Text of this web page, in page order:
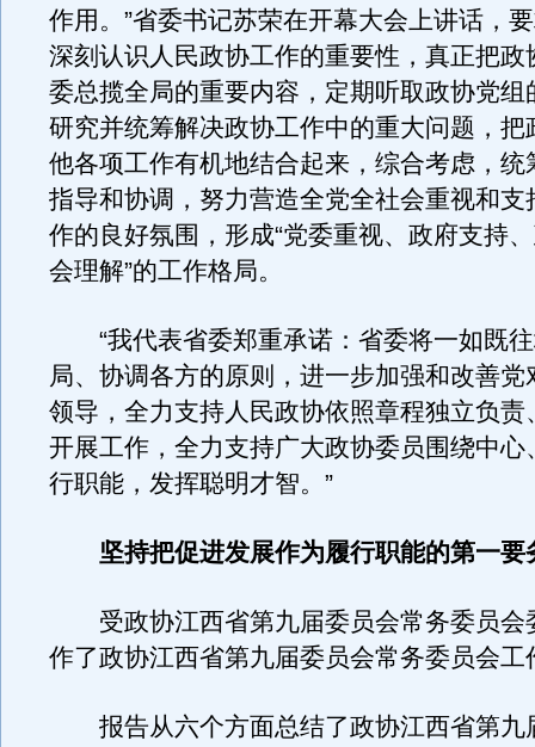
作用。”省委书记苏荣在开幕大会上讲话，
深刻认识人民政协工作的重要性，真正把政
委总揽全局的重要内容，定期听取政协党组
研究并统筹解决政协工作中的重大问题，把
他各项工作有机地结合起来，综合考虑，统
指导和协调，努力营造全党全社会重视和支
作的良好氛围，形成“党委重视、政府支持
会理解”的工作格局。
“我代表省委郑重承诺：省委将一如既往
局、协调各方的原则，进一步加强和改善党
领导，全力支持人民政协依照章程独立负责
开展工作，全力支持广大政协委员围绕中心
行职能，发挥聪明才智。”
坚持把促进发展作为履行职能的第一要
受政协江西省第九届委员会常务委员会
作了政协江西省第九届委员会常务委员会工
报告从六个方面总结了政协江西省第九